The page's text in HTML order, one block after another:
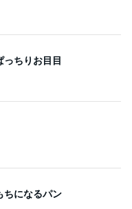
ちりお目目
ちになるパン